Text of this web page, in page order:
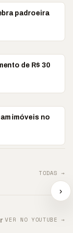
padroeira
de R$ 30
imóveis no
TODAS →
🔥 “O
custar
›
VER NO YOUTUBE →